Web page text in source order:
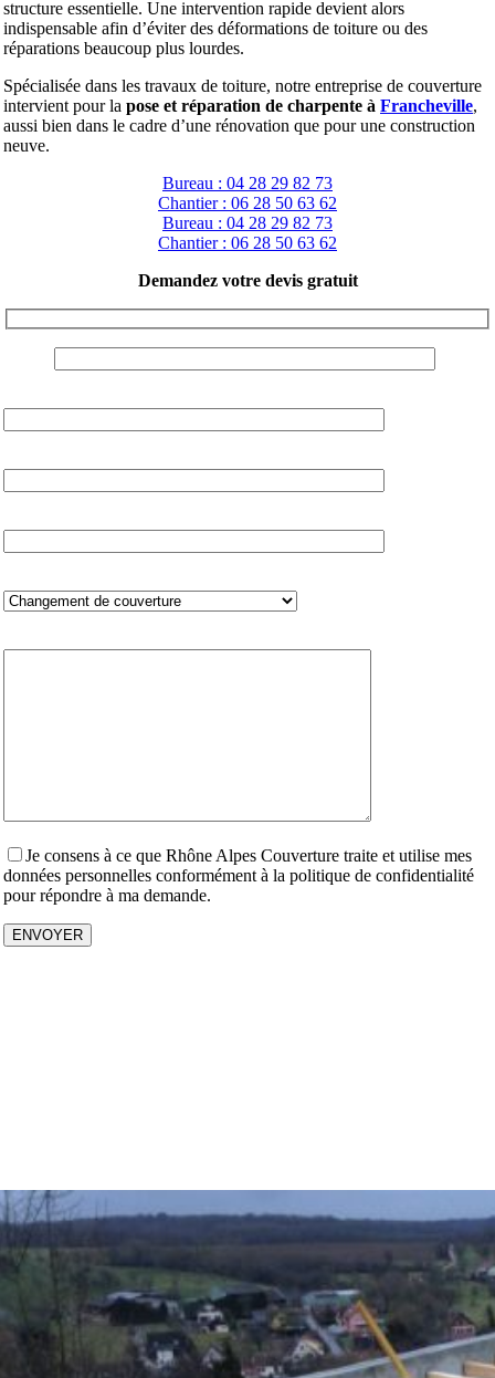
structure essentielle. Une intervention rapide devient alors
indispensable afin d’éviter des déformations de toiture ou des
réparations beaucoup plus lourdes.
Spécialisée dans les travaux de toiture, notre entreprise de couverture
intervient pour la pose et réparation de charpente à Francheville,
aussi bien dans le cadre d’une rénovation que pour une construction
neuve.
Bureau : 04 28 29 82 73
Chantier : 06 28 50 63 62
Bureau : 04 28 29 82 73
Chantier : 06 28 50 63 62
Demandez votre devis gratuit
Je consens à ce que Rhône Alpes Couverture traite et utilise mes
données personnelles conformément à la politique de confidentialité
pour répondre à ma demande.